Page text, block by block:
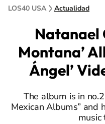
LOS40 USA Actualidad
Natanael
Montana’
Ángel’
The album is in
Mexican Albums” and
music